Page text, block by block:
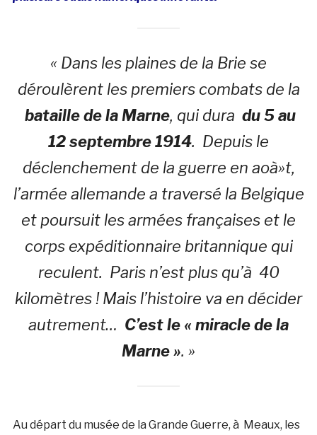
« Dans les plaines de la Brie se
déroulèrent les premiers combats de la
bataille de la Marne, qui dura du 5 au
12 septembre 1914. Depuis le
déclenchement de la guerre en aoà»t,
l’armée allemande a traversé la Belgique
et poursuit les armées françaises et le
corps expéditionnaire britannique qui
reculent. Paris n’est plus qu’à 40
kilomètres ! Mais l’histoire va en décider
autrement… C’est le « miracle de la
Marne ». »
Au départ du musée de la Grande Guerre, à Meaux, les